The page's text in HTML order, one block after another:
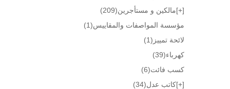
[+]مالكين و مستأجرين(209)
مؤسسة المواصفات والمقاييس(1)
لائحة تمييز (1)
كهرباء(39)
كسب فائت(6)
[+]كاتب عدل(34)